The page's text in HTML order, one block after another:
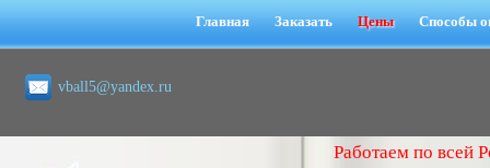
Главная Заказать Цены Способы
vball5@yandex.ru
Работаем по всей